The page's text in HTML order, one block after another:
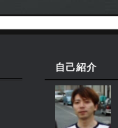
自己紹介